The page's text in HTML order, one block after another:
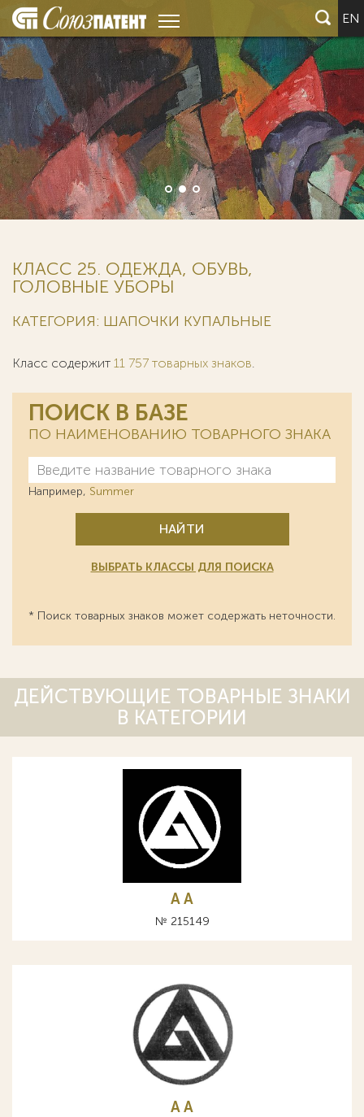
EN
КЛАСС 25. ОДЕЖДА, ОБУВЬ,
ГОЛОВНЫЕ УБОРЫ
КАТЕГОРИЯ: ШАПОЧКИ КУПАЛЬНЫЕ
Класс содержит 11 757 товарных знаков.
ПОИСК В БАЗЕ
ПО НАИМЕНОВАНИЮ ТОВАРНОГО ЗНАКА
Например, Summer
НАЙТИ
ВЫБРАТЬ КЛАССЫ ДЛЯ ПОИСКА
* Поиск товарных знаков может содержать неточности.
ДЕЙСТВУЮЩИЕ ТОВАРНЫЕ ЗНАКИ
В КАТЕГОРИИ
A А
№ 215149
A А